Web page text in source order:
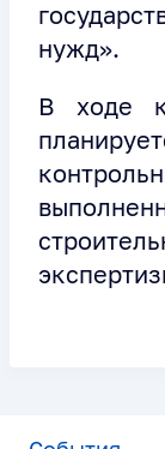
нужд».
В ходе